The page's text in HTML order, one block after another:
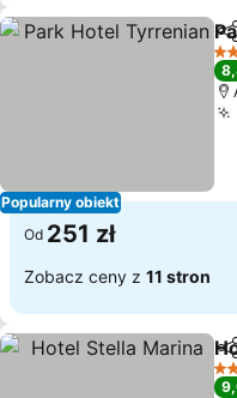
Popularny obiekt
4
Od 251 zł
Zobacz ceny z 11 stron
3